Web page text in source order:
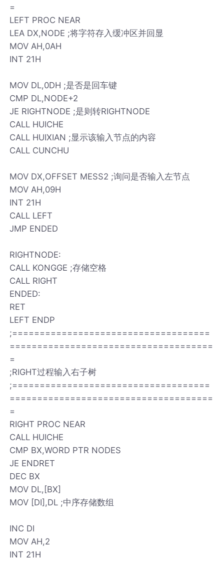
=
LEFT PROC NEAR
LEA DX,NODE ;将字符存入缓冲区并回显
MOV AH,0AH
INT 21H
MOV DL,0DH ;是否是回车键
CMP DL,NODE+2
JE RIGHTNODE ;是则转RIGHTNODE
CALL HUICHE
CALL HUIXIAN ;显示该输入节点的内容
CALL CUNCHU
MOV DX,OFFSET MESS2 ;询问是否输入左节点
MOV AH,09H
INT 21H
CALL LEFT
JMP ENDED
RIGHTNODE:
CALL KONGGE ;存储空格
CALL RIGHT
ENDED:
RET
LEFT ENDP
;====================================
=====================================
=
;RIGHT过程输入右子树
;====================================
=====================================
=
RIGHT PROC NEAR
CALL HUICHE
CMP BX,WORD PTR NODES
JE ENDRET
DEC BX
MOV DL,[BX]
MOV [DI],DL ;中序存储数组
INC DI
MOV AH,2
INT 21H